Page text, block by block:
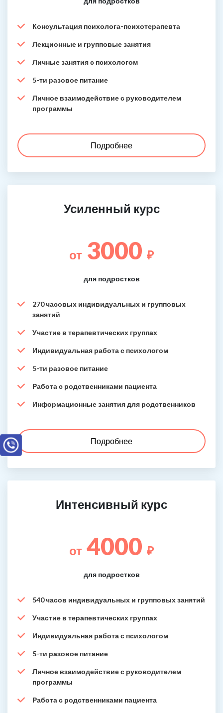
Консультация психолога-психотерапевта
Лекционные и групповые занятия
Личные занятия с психологом
5-ти разовое питание
Личное взаимодействие с руководителем
программы
Подробнее
Усиленный курс
от 3000 ₽
для подростков
270 часовых индивидуальных и групповых
занятий
Участие в терапевтических группах
Индивидуальная работа с психологом
5-ти разовое питание
Работа с родственниками пациента
Информационные занятия для родственников
Подробнее
Интенсивный курс
от 4000 ₽
для подростков
540 часов индивидуальных и групповых занятий
Участие в терапевтических группах
Индивидуальная работа с психологом
5-ти разовое питание
Личное взаимодействие с руководителем
программы
Работа с родственниками пациента